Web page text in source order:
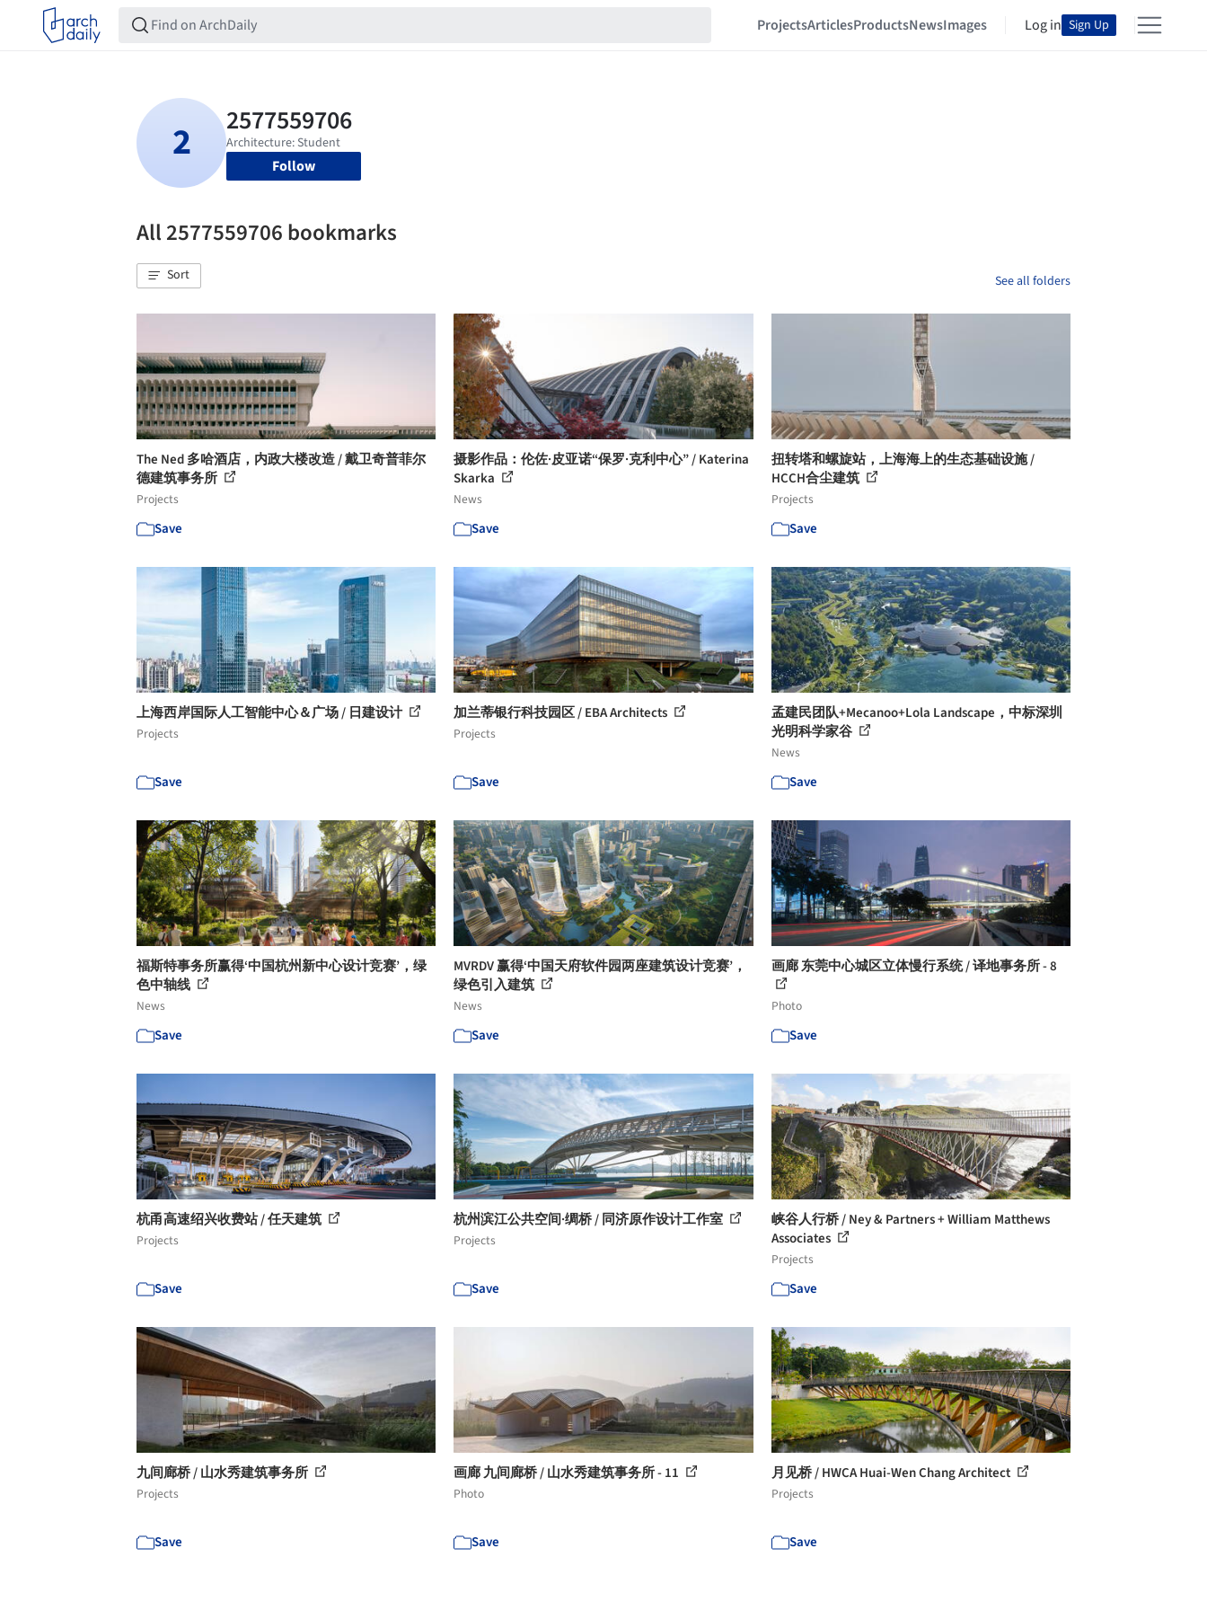
ProjectsArticlesProductsNewsImages Log in Sign Up
Follow
All 2577559706 bookmarks
Sort See all folders
The Ned 多哈酒店，内政大楼改造 / 戴卫奇普菲尔
德建筑事务所
Projects
Save
摄影作品：伦佐·皮亚诺“保罗·克利中心” / Katerina
Skarka
News
Save
扭转塔和螺旋站，上海海上的生态基础设施 /
HCCH合尘建筑
Projects
Save
上海西岸国际人工智能中心＆广场 / 日建设计
Projects
Save
加兰蒂银行科技园区 / EBA Architects
Projects
Save
孟建民团队+Mecanoo+Lola Landscape，中标深圳
光明科学家谷
News
Save
福斯特事务所赢得‘中国杭州新中心设计竞赛’，绿
色中轴线
News
Save
MVRDV 赢得‘中国天府软件园两座建筑设计竞赛’，
绿色引入建筑
News
Save
画廊 东莞中心城区立体慢行系统 / 译地事务所 - 8
Photo
Save
杭甬高速绍兴收费站 / 任天建筑
Projects
Save
杭州滨江公共空间·绸桥 / 同济原作设计工作室
Projects
Save
峡谷人行桥 / Ney & Partners + William Matthews
Associates
Projects
Save
九间廊桥 / 山水秀建筑事务所
Projects
Save
画廊 九间廊桥 / 山水秀建筑事务所 - 11
Photo
Save
月见桥 / HWCA Huai-Wen Chang Architect
Projects
Save